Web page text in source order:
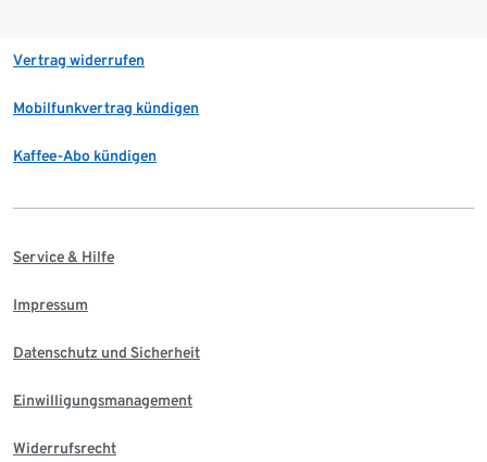
Vertrag widerrufen
Mobilfunkvertrag kündigen
Kaffee-Abo kündigen
Service & Hilfe
Impressum
Datenschutz und Sicherheit
Einwilligungsmanagement
Widerrufsrecht